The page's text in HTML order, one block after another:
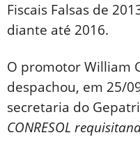
Fiscais Falsas de
diante até 2016.
O promotor William
despachou, em 25/
secretaria do
CONRESOL